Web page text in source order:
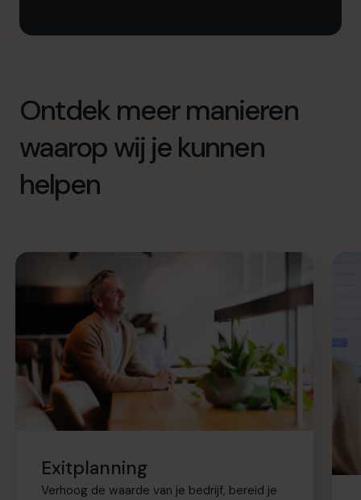
Ontdek meer manieren
waarop wij je kunnen
helpen
Exitplanning
Verhoog de waarde van je bedrijf, bereid je